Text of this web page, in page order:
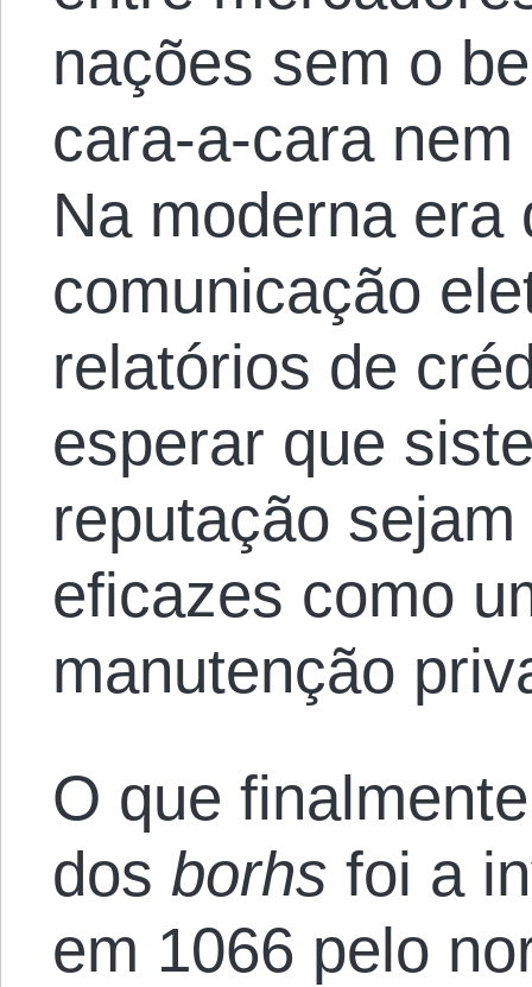
nações sem o
cara-a-cara
Na moderna era
comunicação
relatórios de
esperar que
reputação
eficazes como
manutenção
O que
dos borhs foi a
em 1066 pelo